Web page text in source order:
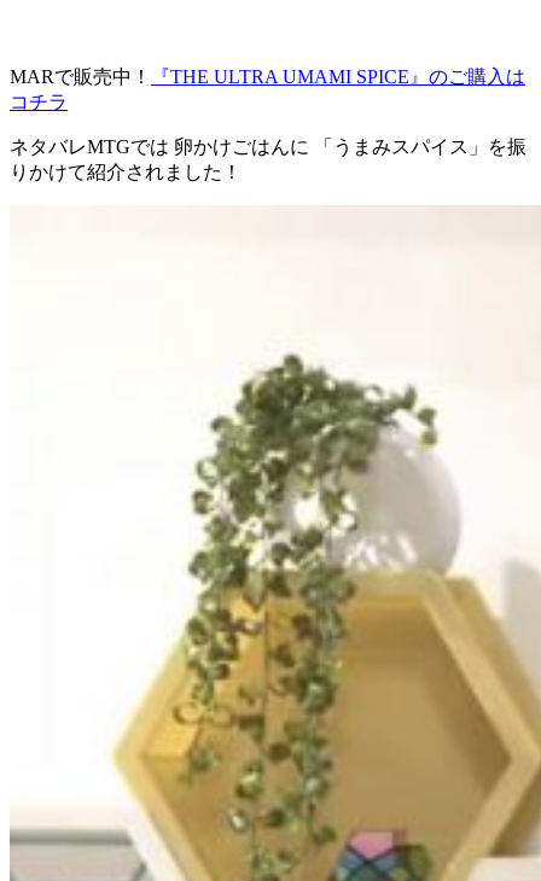
MARで販売中！
『THE ULTRA UMAMI SPICE』のご購入は
コチラ
ネタバレMTGでは 卵かけごはんに 「うまみスパイス」を振
りかけて紹介されました！